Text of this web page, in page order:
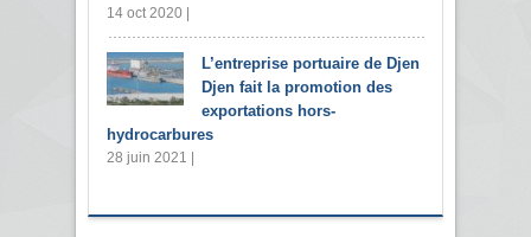
14 oct 2020 |
L’entreprise portuaire de Djen
Djen fait la promotion des
exportations hors-
hydrocarbures
28 juin 2021 |